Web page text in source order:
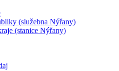
(služebna Nýřany)
(stanice Nýřany)